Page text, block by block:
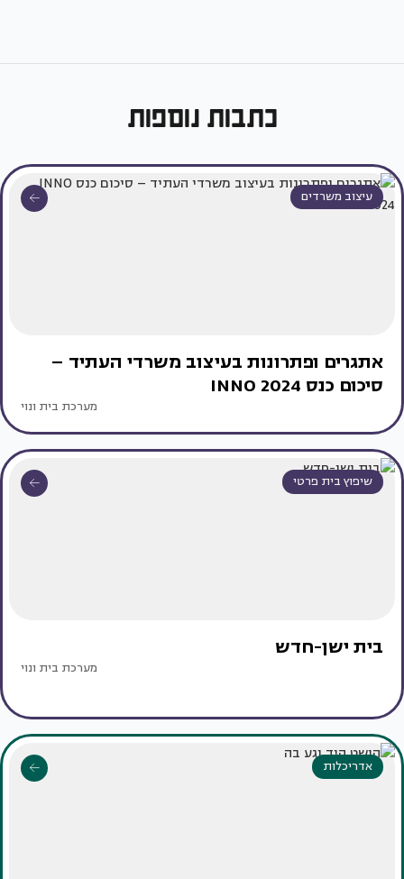
כתבות נוספות
עיצוב משרדים
אתגרים ופתרונות בעיצוב משרדי העתיד –
סיכום כנס INNO 2024
מערכת בית ונוי
שיפוץ בית פרטי
בית ישן-חדש
מערכת בית ונוי
אדריכלות